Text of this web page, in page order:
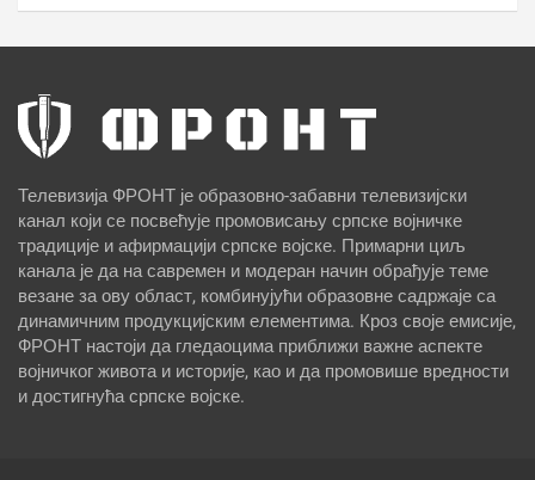
Телевизија ФРОНТ је образовно-забавни телевизијски
канал који се посвећује промовисању српске војничке
традиције и афирмацији српске војске. Примарни циљ
канала је да на савремен и модеран начин обрађује теме
везане за ову област, комбинујући образовне садржаје са
динамичним продукцијским елементима. Кроз своје емисије,
ФРОНТ настоји да гледаоцима приближи важне аспекте
војничког живота и историје, као и да промовише вредности
и достигнућа српске војске.